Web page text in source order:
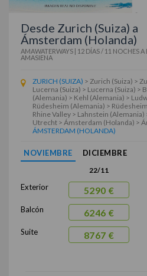
Desde Zurich (Suiza) a
Ámsterdam (Holanda)
AMAWATERWAYS 12 DÍAS / 11 NOCHESA
AMASIENA
ZURICH (SUIZA) > Zurich (Suiza) >
Lucerna (Suiza) > Lucerna (Suiza) >
(Alemania) > Kehl (Alemania) >
Rüdesheim (Alemania) >
Rhine Valley > Lahnstein
Utrecht > Ámsterdam (Holanda) >
ÁMSTERDAM (HOLANDA)
NOVIEMBRE DICIEMBRE
Exterior
Balcón
Suite
22/11
5290 €
6246 €
8767 €